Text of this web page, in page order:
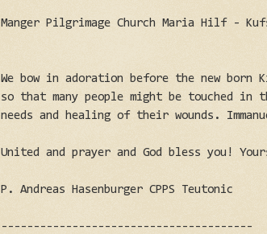
Manger Pilgrimage Church Maria Hilf -
We bow in adoration before the new
so that many people might be touched
needs and healing of their wounds.
United and prayer and God bless you!
P. Andreas Hasenburger CPPS Teutonic
---------------------------------------